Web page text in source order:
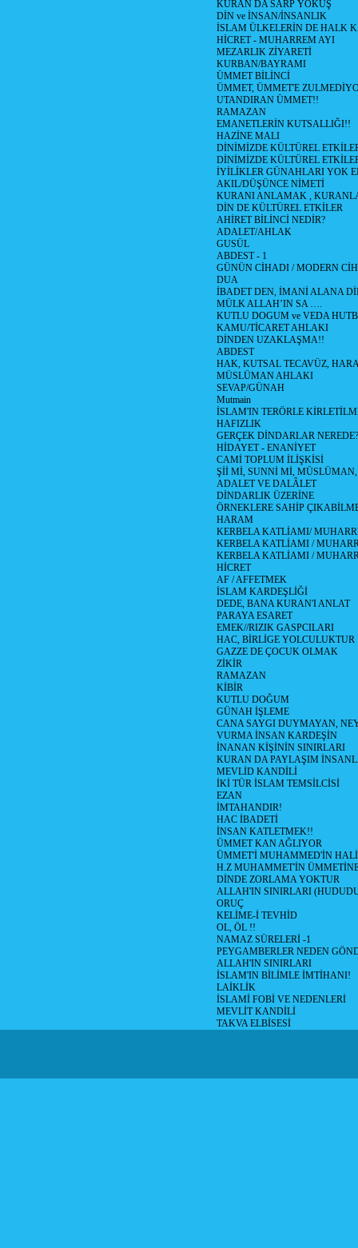
KURAN DA SARP YOKUŞ
DİN ve İNSAN/İNSANLIK
İSLAM ÜLKELERİN DE HALK
HİCRET - MUHARREM AYI
MEZARLIK ZİYARETİ
KURBAN/BAYRAMI
ÜMMET BİLİNCİ
ÜMMET, ÜMMET'E
UTANDIRAN ÜMMET!!
RAMAZAN
EMANETLERİN KUTSALLIĞI!!
HAZİNE MALI
DİNİMİZDE KÜLTÜREL
DİNİMİZDE KÜLTÜREL
İYİLİKLER GÜNAHLARI YOK
AKIL/DÜŞÜNCE NİMETİ
KURANI ANLAMAK ,
DİN DE KÜLTÜREL ETKİLER
AHİRET BİLİNCİ NEDİR?
ADALET/AHLAK
GUSÜL
ABDEST - 1
GÜNÜN CİHADI / MODERN
DUA
İBADET DEN, İMANİ ALANA
MÜLK ALLAH’IN SA ….
KUTLU DOGUM ve VEDA
KAMU/TİCARET AHLAKI
DİNDEN UZAKLAŞMA!!
ABDEST
HAK, KUTSAL TECAVÜZ,
MÜSLÜMAN AHLAKI
SEVAP/GÜNAH
Mutmain
İSLAM'IN TERÖRLE
HAFIZLIK
GERÇEK DİNDARLAR NEREDE?
HİDAYET - ENANİYET
CAMİ TOPLUM İLİŞKİSİ
Şİİ Mİ, SUNNİ Mİ,
ADALET VE DALÂLET
DİNDARLIK ÜZERİNE
ÖRNEKLERE SAHİP
HARAM
KERBELA KATLİAMI/
KERBELA KATLİAMI /
KERBELA KATLİAMI /
HİCRET
AF / AFFETMEK
İSLAM KARDEŞLİĞİ
DEDE, BANA KURAN'I ANLAT
PARAYA ESARET
EMEK//RIZIK GASPCILARI
HAC, BİRLİGE YOLCULUKTUR
GAZZE DE ÇOCUK OLMAK
ZİKİR
RAMAZAN
KİBİR
KUTLU DOĞUM
GÜNAH İŞLEME
CANA SAYGI DUYMAYAN,
VURMA İNSAN KARDEŞİN
İNANAN KİŞİNİN SINIRLARI
KURAN DA PAYLAŞIM
MEVLİD KANDİLİ
İKİ TÜR İSLAM TEMSİLCİSİ
EZAN
İMTAHANDIR!
HAC İBADETİ
İNSAN KATLETMEK!!
ÜMMET KAN AĞLIYOR
ÜMMET'İ MUHAMMED'İN
H.Z MUHAMMET'İN
DİNDE ZORLAMA YOKTUR
ALLAH'IN SINIRLARI
ORUÇ
KELİME-İ TEVHİD
OL, ÖL !!
NAMAZ SÜRELERİ -1
PEYGAMBERLER NEDEN
ALLAH'IN SINIRLARI
İSLAM'IN BİLİMLE İMTİHANI!
LAİKLİK
İSLAMİ FOBİ VE NEDENLERİ
MEVLİT KANDİLİ
TAKVA ELBİSESİ